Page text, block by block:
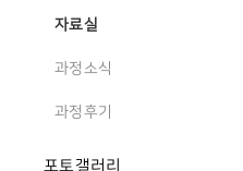
자료실
과정소식
과정후기
포토갤러리